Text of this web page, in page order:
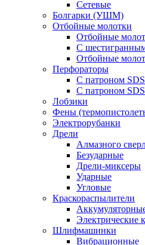
Сетевые
Болгарки (УШМ)
Отбойные молотки
Отбойные
С
Отбойные
Перфораторы
С патроном
С патроном
Лобзики
Фены
Электрорубанки
Дрели
Алмазного
Безударные
Дрели-миксеры
Ударные
Угловые
Краскораспылители
Электрические
Шлифмашинки
Вибрационные